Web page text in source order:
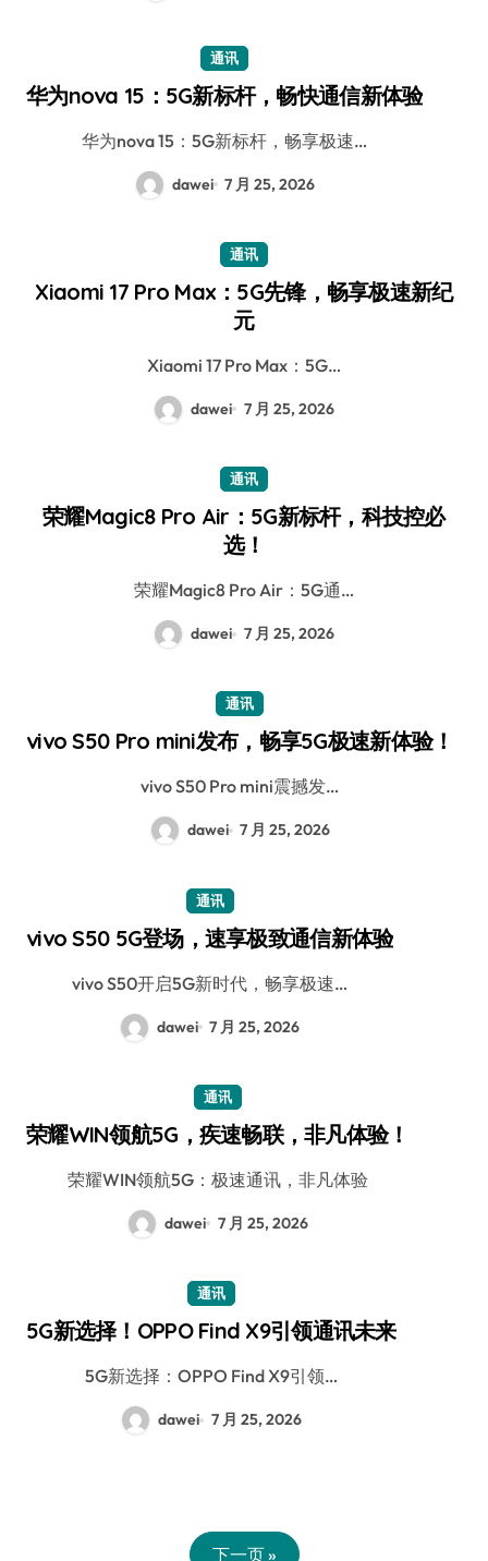
通讯
华为nova 15：5G新标杆，畅快通信新体验
华为nova 15：5G新标杆，畅享极速…
dawei 7 月 25, 2026
通讯
Xiaomi 17 Pro Max：5G先锋，畅享极速新纪
元
Xiaomi 17 Pro Max：5G…
dawei 7 月 25, 2026
通讯
荣耀Magic8 Pro Air：5G新标杆，科技控必
选！
荣耀Magic8 Pro Air：5G通…
dawei 7 月 25, 2026
通讯
vivo S50 Pro mini发布，畅享5G极速新体验！
vivo S50 Pro mini震撼发…
dawei 7 月 25, 2026
通讯
vivo S50 5G登场，速享极致通信新体验
vivo S50开启5G新时代，畅享极速…
dawei 7 月 25, 2026
通讯
荣耀WIN领航5G，疾速畅联，非凡体验！
荣耀WIN领航5G：极速通讯，非凡体验
dawei 7 月 25, 2026
通讯
5G新选择！OPPO Find X9引领通讯未来
5G新选择：OPPO Find X9引领…
dawei 7 月 25, 2026
下一页 »